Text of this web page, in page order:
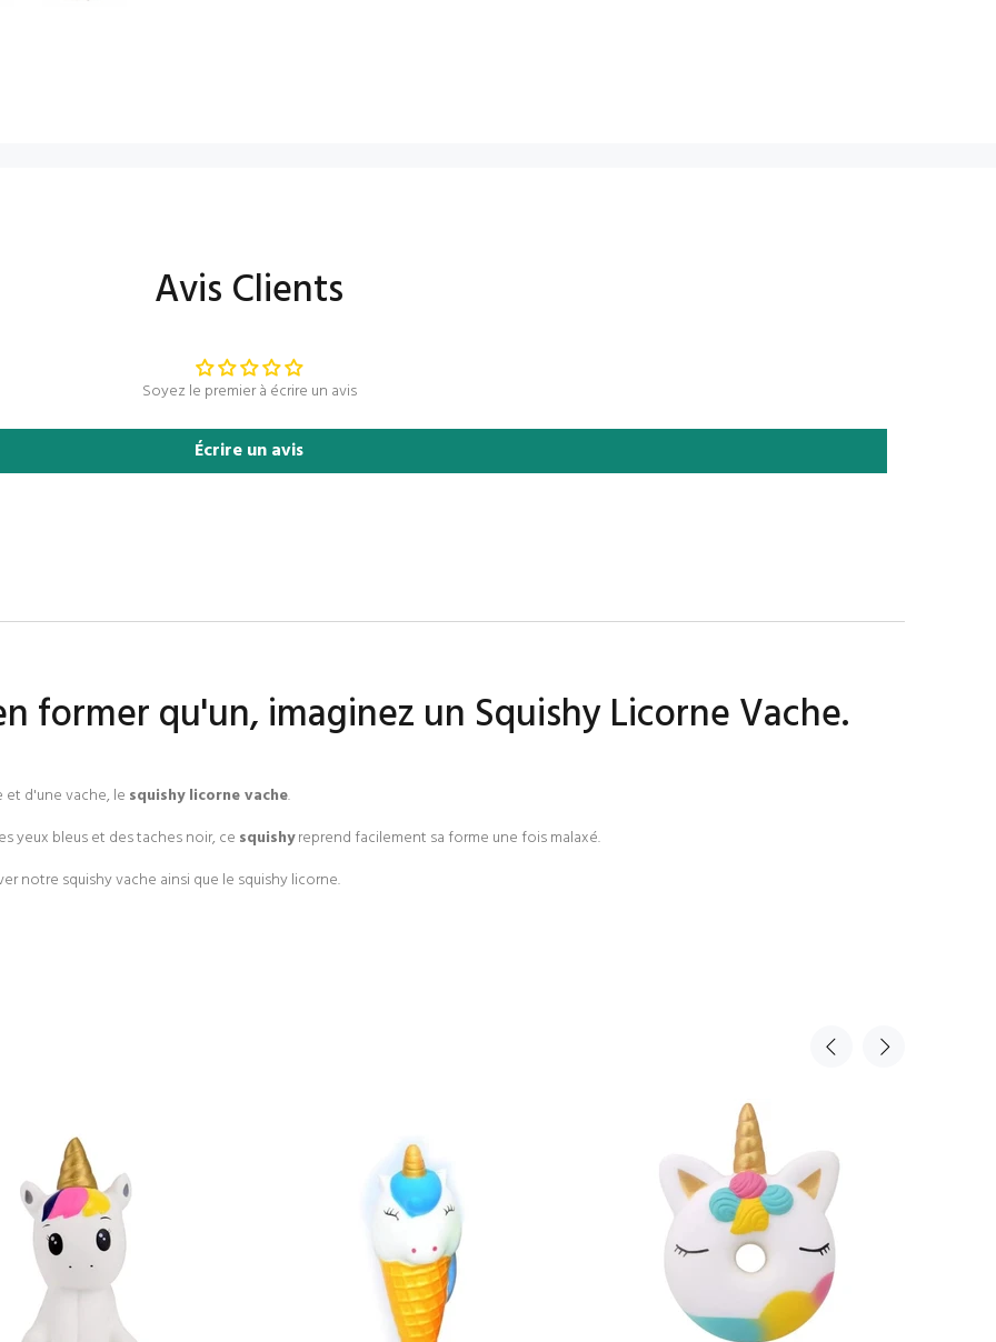
Avis Clients
Soyez le premier à écrire un avis
Écrire un avis
former qu'un, imaginez un Squishy Licorne Vache.
d'une vache, le squishy licorne vache.
yeux bleus et des taches noir, ce squishyreprend facilement sa forme une fois malaxé.
notre squishy vache ainsi que le squishy licorne.